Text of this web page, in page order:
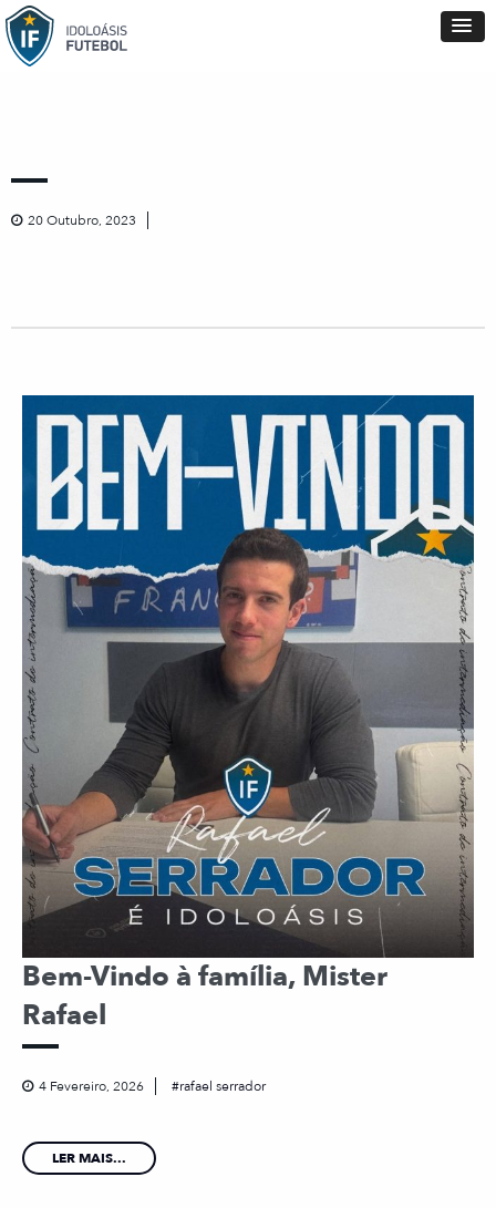
20 Outubro, 2023
Bem-Vindo à família, Mister
Rafael
4 Fevereiro, 2026 rafael serrador
LER MAIS...